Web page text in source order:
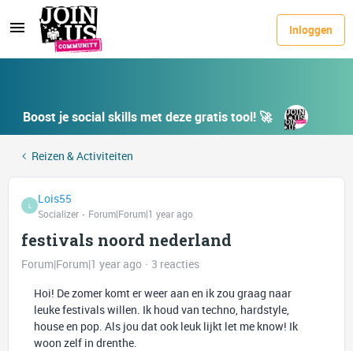
Inloggen
Boost je social skills met deze gratis tool! 🚀
Reizen & Activiteiten
L Lois55
Socializer Forum|Forum|1 year ago
festivals noord nederland
Forum|Forum|1 year ago
3 reacties
Hoi! De zomer komt er weer aan en ik zou graag naar
leuke festivals willen. Ik houd van techno, hardstyle,
house en pop. Als jou dat ook leuk lijkt let me know! Ik
woon zelf in drenthe.